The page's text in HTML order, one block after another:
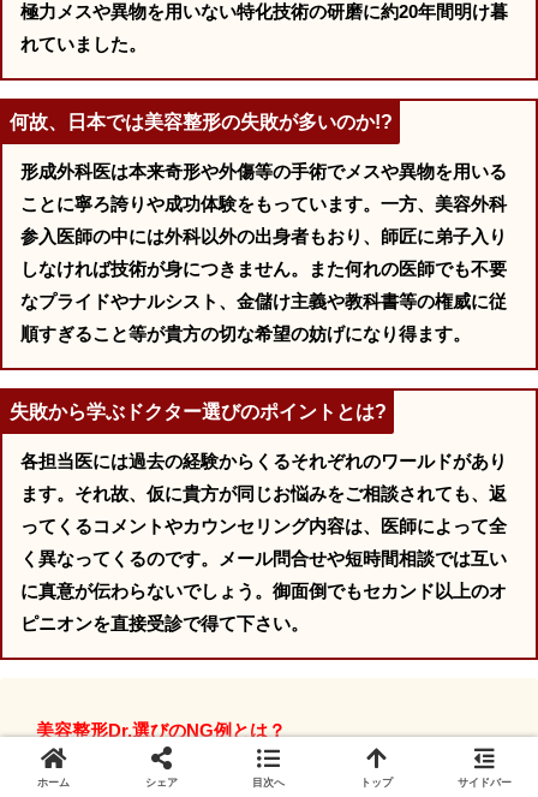
極力メスや異物を用いない特化技術の研磨に約20年間明け暮
れていました。
何故、日本では美容整形の失敗が多いのか!?
形成外科医は本来奇形や外傷等の手術でメスや異物を用いる
ことに寧ろ誇りや成功体験をもっています。一方、美容外科
参入医師の中には外科以外の出身者もおり、師匠に弟子入り
しなければ技術が身につきません。また何れの医師でも不要
なプライドやナルシスト、金儲け主義や教科書等の権威に従
順すぎること等が貴方の切な希望の妨げになり得ます。
失敗から学ぶドクター選びのポイントとは?
各担当医には過去の経験からくるそれぞれのワールドがあり
ます。それ故、仮に貴方が同じお悩みをご相談されても、返
ってくるコメントやカウンセリング内容は、医師によって全
く異なってくるのです。メール問合せや短時間相談では互い
に真意が伝わらないでしょう。御面倒でもセカンド以上のオ
ピニオンを直接受診で得て下さい。
美容整形Dr.選びのNG例とは？
（失敗したくない方も必見です）
ホーム シェア 目次へ トップ サイドバー